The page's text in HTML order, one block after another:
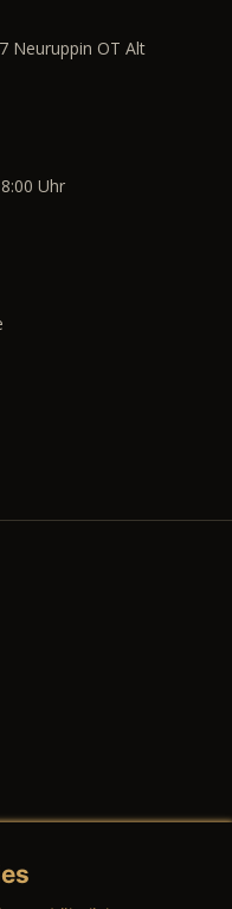
Neuruppin OT Alt
Uhr